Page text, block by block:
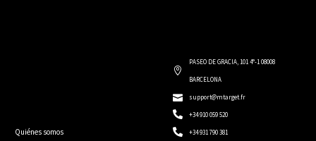
Quiénes somos
PASEO DE GRACIA, 101 4°-1 08008
BARCELONA
support@mtarget.fr
+34 910 059 520
+34 931 790 381